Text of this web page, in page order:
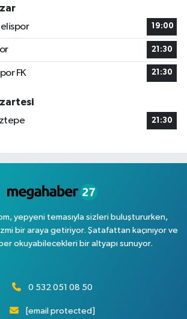
19:00
21:30
FK 21:30
21:30
yepyeni temasıyla sizleri buluştururken,
bir araya getiriyor. Şatafattan kaçınıyor ve
okuyabilecekleri bir altyapı sunuyor.
0 532 051 08 50
[email protected]